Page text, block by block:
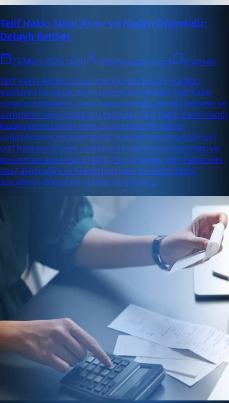
Telif Hakkı Nasıl Alınır ve Neden Önemlidir:
Detaylı Rehber
25 Mart 2025 16:30 info@enabase.com
0 yorum
Telif hakkı almak, özgün içerik üreticileri için yaratıcı
eserlerini korumak adına önemli bir adımdır. Telif hakkı
sürecini öğrenerek, nasıl başvurulacağı, gerekli belgeler ve
süreçlerin neler olduğunu keşfedin. Telif hakkı, hem maddi
kazançlarınızı korur hem de eserlerinizin izinsiz
çoğaltılmasını engeller. İçerik üreticileri ve sanatçılar için
telif hakkının önemi, eserlerinizin değerinin tanınması ve
korunması açısından kritiktir. Bu rehberde, telif haklarının
nasıl alınacağını ve eserlerinizi nasıl güvence altına
alacağınızı detaylı bir şekilde ele alıyoruz.